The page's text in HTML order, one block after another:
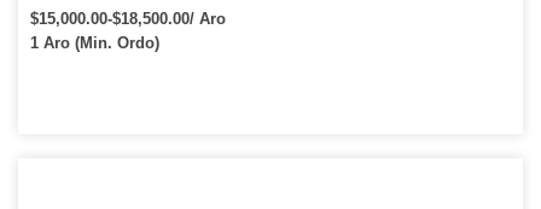
$15,000.00-$18,500.00/ Aro
1 Aro (Min. Ordo)